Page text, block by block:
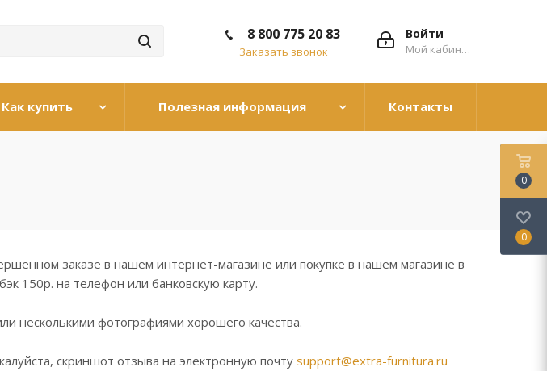
Войти
Мой кабинет
8 800 775 20 83
Заказать звонок
Как купить Полезная информация Контакты
заказе в нашем интернет-магазине или покупке в нашем магазине в
150р. на телефон или банковскую карту.
несколькими фотографиями хорошего качества.
скриншот отзыва на электронную почту support@extra-furnitura.ru
0
0